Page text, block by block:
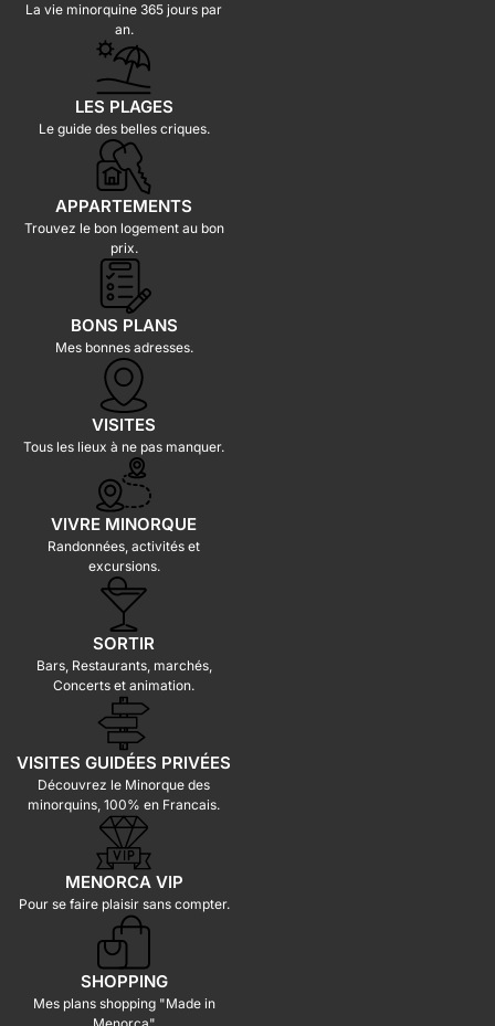
La vie minorquine 365 jours par
an.
LES PLAGES
Le guide des belles criques.
APPARTEMENTS
Trouvez le bon logement au bon
prix.
BONS PLANS
Mes bonnes adresses.
VISITES
Tous les lieux à ne pas manquer.
VIVRE MINORQUE
Randonnées, activités et
excursions.
SORTIR
Bars, Restaurants, marchés,
Concerts et animation.
VISITES GUIDÉES PRIVÉES
Découvrez le Minorque des
minorquins, 100% en Francais.
MENORCA VIP
Pour se faire plaisir sans compter.
SHOPPING
Mes plans shopping "Made in